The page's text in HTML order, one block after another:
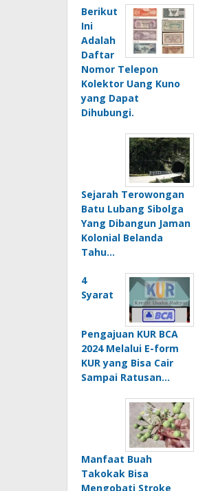
Berikut
Ini
Adalah
Daftar
Nomor Telepon
Kolektor Uang Kuno
yang Dapat
Dihubungi.
Sejarah Terowongan
Batu Lubang Sibolga
Yang Dibangun Jaman
Kolonial Belanda
Tahu…
4
Syarat
Pengajuan KUR BCA
2024 Melalui E-form
KUR yang Bisa Cair
Sampai Ratusan…
Manfaat Buah
Takokak Bisa
Mengobati Stroke